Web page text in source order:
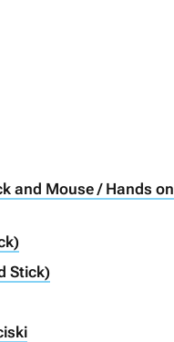
and Mouse / Hands on
Stick)